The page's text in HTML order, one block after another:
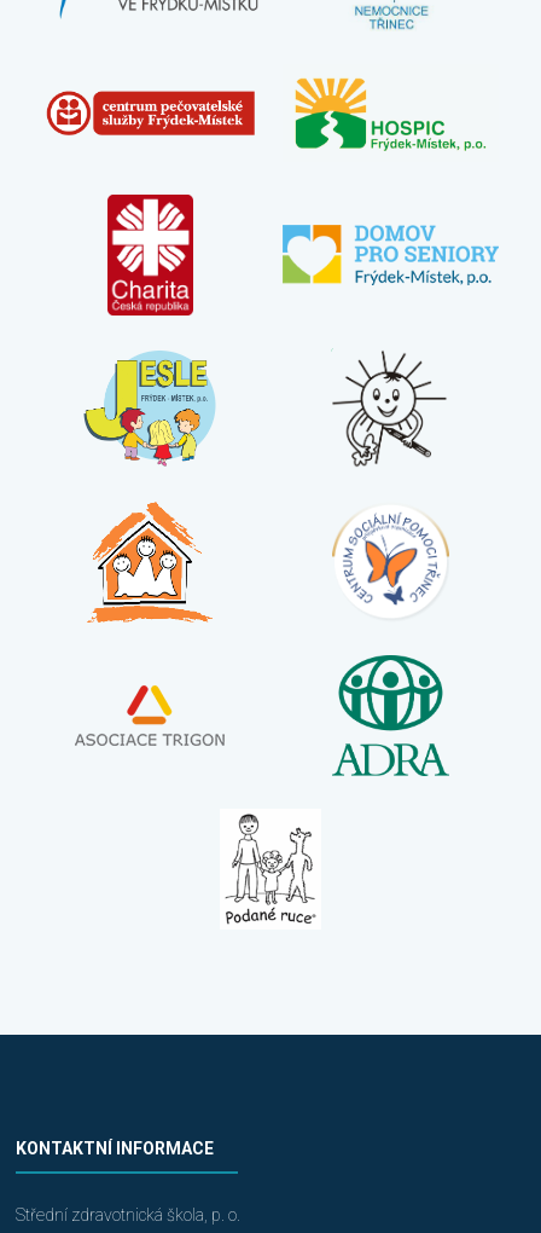
KONTAKTNÍ INFORMACE
Střední zdravotnická škola, p. o.